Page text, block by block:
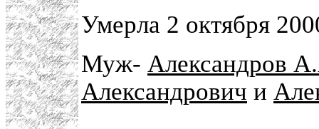
Умерла 2 октября
Муж- Александров
Александрович и